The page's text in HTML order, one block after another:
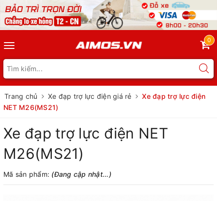
Toggle
navigation
0
Trang chủ Xe đạp trợ lực điện giá rẻ
Xe đạp trợ lực điện
NET M26(MS21)
Xe đạp trợ lực điện NET
M26(MS21)
Mã sản phẩm: (Đang cập nhật...)